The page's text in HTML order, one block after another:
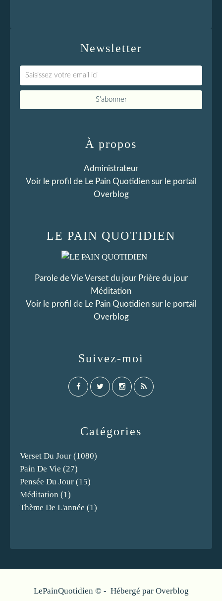
Newsletter
Catégories
Verset Du Jour (1080)
Pain De Vie (27)
Pensée Du Jour (15)
Méditation (1)
Thème De L'année (1)
LE PAIN QUOTIDIEN
Parole de Vie Verset du jour Prière du jour
Méditation
Voir le profil de Le Pain Quotidiensur le portail
Overblog
Suivez-moi
À propos
Administrateur
Voir le profil de Le Pain Quotidiensur le portail
Overblog
LePainQuotidien © - Hébergé par Overblog